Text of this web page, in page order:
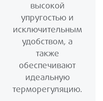
высокой
упругостью и
исключительным
удобством, а
также
обеспечивают
идеальную
терморегуляцию.